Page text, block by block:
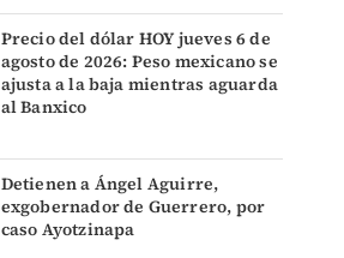
Precio del dólar HOY jueves 6 de
agosto de 2026: Peso mexicano se
ajusta a la baja mientras aguarda
al Banxico
Detienen a Ángel Aguirre,
exgobernador de Guerrero, por
caso Ayotzinapa